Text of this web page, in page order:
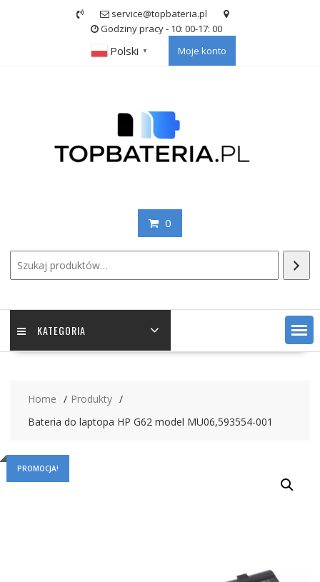
service@topbateria.pl
Godziny pracy - 10: 00-17: 00
Polski ▼ Moje konto
0
KATEGORIA
Home
Produkty
Bateria do laptopa HP G62 model MU06,593554-001
PROMOCJA!